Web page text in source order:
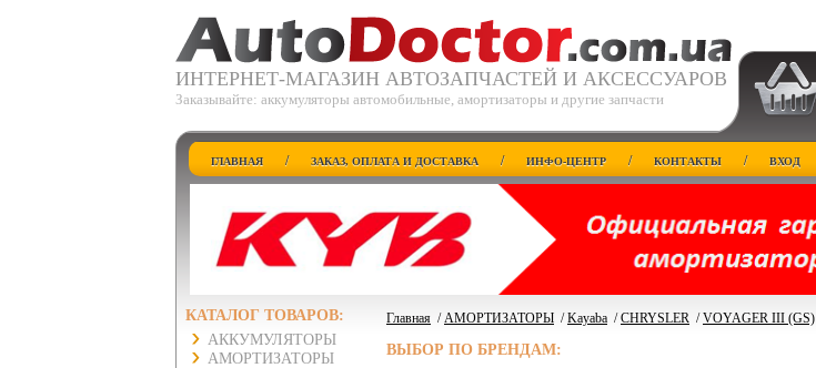
ИНТЕРНЕТ-МАГАЗИН АВТОЗАПЧАСТЕЙ И АКСЕССУАРОВ
Заказывайте: аккумуляторы автомобильные, амортизаторы и другие запчасти
ГЛАВНАЯ / ЗАКАЗ, ОПЛАТА И ДОСТАВКА / ИНФО-ЦЕНТР / КОНТАКТЫ / ВХОД
КАТАЛОГ ТОВАРОВ:
АККУМУЛЯТОРЫ
АМОРТИЗАТОРЫ
Главная /АМОРТИЗАТОРЫ /Kayaba /CHRYSLER /VOYAGER III (GS)
ВЫБОР ПО БРЕНДАМ: